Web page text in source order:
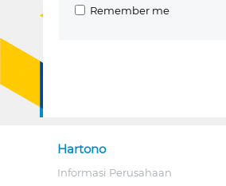
Remember me
Hartono
Informasi Perusahaan